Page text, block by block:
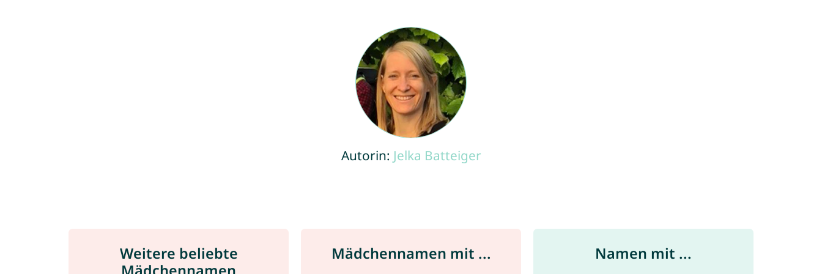
Autorin: Jelka Batteiger
Weitere beliebte
Mädchennamen
Mädchennamen mit ... Namen mit ...